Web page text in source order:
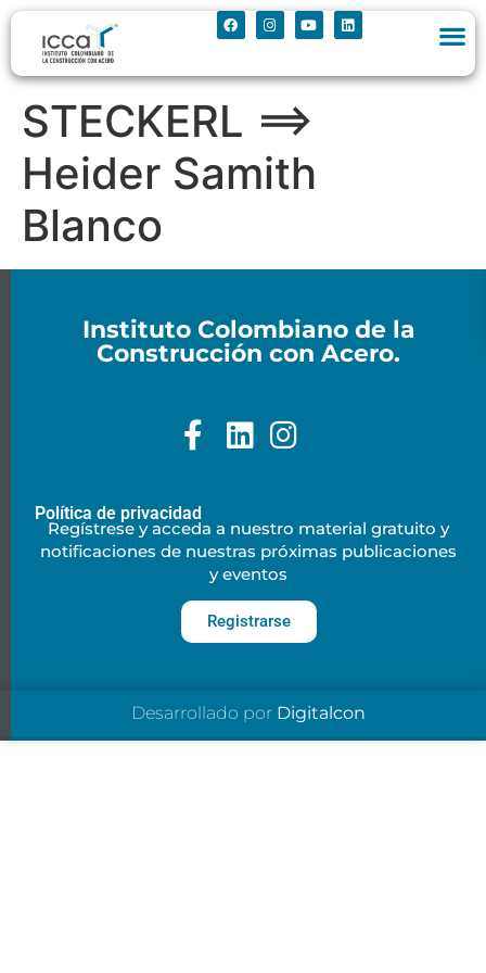
STECKERL ==>
Heider Samith
Blanco
Instituto Colombiano de la
Construcción con Acero.
Política de privacidad
Regístrese y acceda a nuestro material gratuito y
notificaciones de nuestras próximas publicaciones
y eventos
Registrarse
Desarrollado por Digitalcon